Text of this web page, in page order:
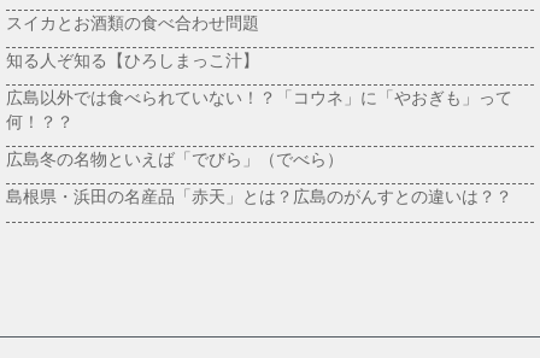
スイカとお酒類の食べ合わせ問題
知る人ぞ知る【ひろしまっこ汁】
広島以外では食べられていない！？「コウネ」に「やおぎも」って
何！？？
広島冬の名物といえば「でびら」（でべら）
島根県・浜田の名産品「赤天」とは？広島のがんすとの違いは？？